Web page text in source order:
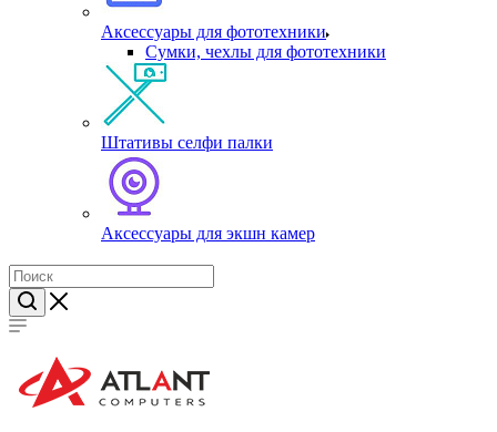
Аксессуары для фототехники
Сумки, чехлы для фототехники
Штативы селфи палки
Аксессуары для экшн камер